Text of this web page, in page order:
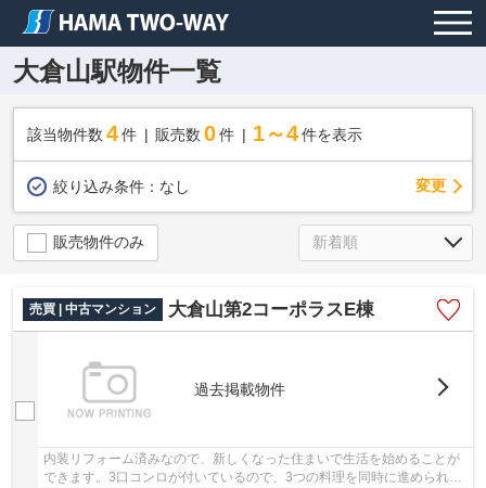
大倉山駅物件一覧
該当物件数 4件 販売数 0 件 1～4 件を表示
絞り込み条件： なし 変更
販売物件のみ
売買 | 中古マンション 大倉山第2コーポラスE棟
過去掲載物件
内装リフォーム済みなので、新しくなった住まいで生活を始めることが
できます。3口コンロが付いているので、3つの料理を同時に進められて